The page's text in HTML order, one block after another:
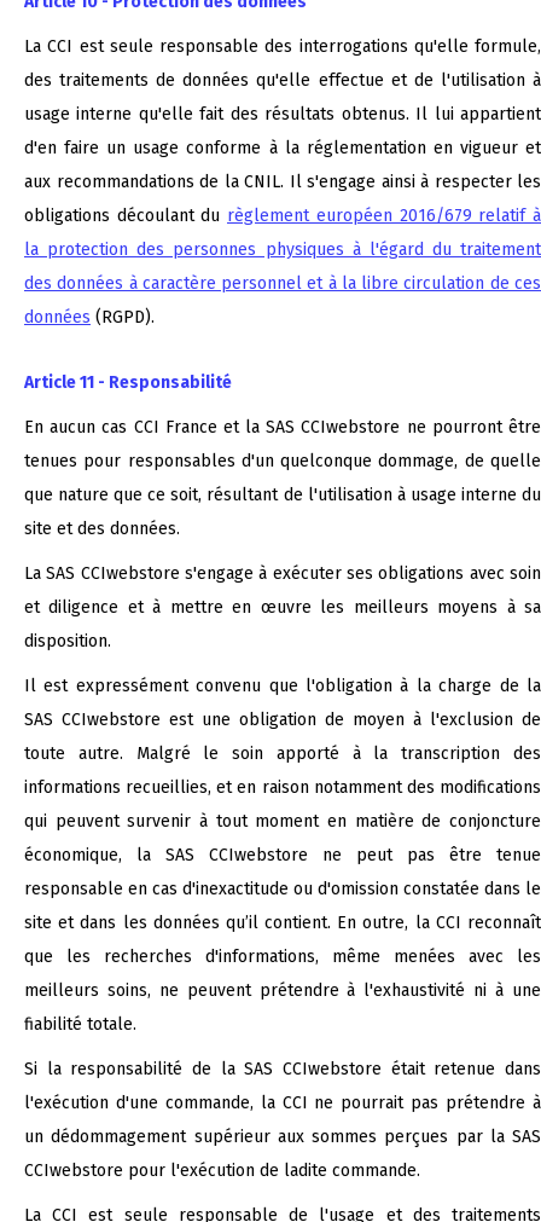
La CCI est seule responsable des interrogations qu'elle formule,
des traitements de données qu'elle effectue et de l'utilisation à
usage interne qu'elle fait des résultats obtenus. Il lui appartient
d'en faire un usage conforme à la réglementation en vigueur et
aux recommandations de la CNIL. Il s'engage ainsi à respecter les
obligations découlant du règlement européen 2016/679 relatif à
la protection des personnes physiques à l'égard du traitement
des données à caractère personnel et à la libre circulation de ces
données (RGPD).
Article 11 - Responsabilité
En aucun cas CCI France et la SAS CCIwebstore ne pourront être
tenues pour responsables d'un quelconque dommage, de quelle
que nature que ce soit, résultant de l'utilisation à usage interne du
site et des données.
La SAS CCIwebstore s'engage à exécuter ses obligations avec soin
et diligence et à mettre en œuvre les meilleurs moyens à sa
disposition.
Il est expressément convenu que l'obligation à la charge de la
SAS CCIwebstore est une obligation de moyen à l'exclusion de
toute autre. Malgré le soin apporté à la transcription des
informations recueillies, et en raison notamment des modifications
qui peuvent survenir à tout moment en matière de conjoncture
économique, la SAS CCIwebstore ne peut pas être tenue
responsable en cas d'inexactitude ou d'omission constatée dans le
site et dans les données qu’il contient. En outre, la CCI reconnaît
que les recherches d'informations, même menées avec les
meilleurs soins, ne peuvent prétendre à l'exhaustivité ni à une
fiabilité totale.
Si la responsabilité de la SAS CCIwebstore était retenue dans
l'exécution d'une commande, la CCI ne pourrait pas prétendre à
un dédommagement supérieur aux sommes perçues par la SAS
CCIwebstore pour l'exécution de ladite commande.
La CCI est seule responsable de l'usage et des traitements